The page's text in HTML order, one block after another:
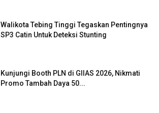
Walikota Tebing Tinggi Tegaskan Pentingnya
SP3 Catin Untuk Deteksi Stunting
Kunjungi Booth PLN di GIIAS 2026, Nikmati
Promo Tambah Daya 50...